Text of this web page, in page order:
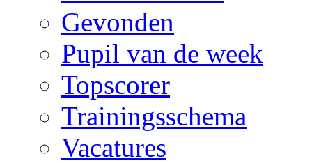
Gevonden
Pupil van de week
Topscorer
Trainingsschema
Vacatures